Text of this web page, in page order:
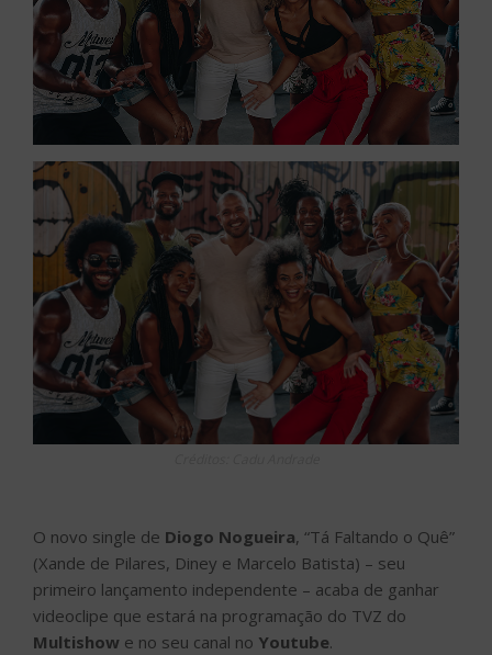
O novo single de Diogo Nogueira, “Tá Faltando o Quê”
(Xande de Pilares, Diney e Marcelo Batista) – seu
primeiro lançamento independente – acaba de ganhar
videoclipe que estará na programação do TVZ do
Multishow e no seu canal no Youtube.